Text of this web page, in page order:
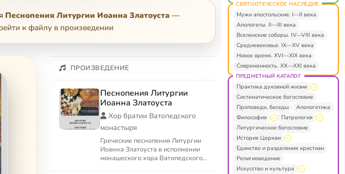
Песнопения Литургии Иоанна Златоуста —
к файлу в произведении
ПРОИЗВЕДЕНИЕ
Песнопения Литургии
Иоанна Златоуста
Хор братии Ватопедского
монастыря
Греческие песнопения Литургии
Иоанна Златоуста в исполнении
монашеского хора Ватопедского
СВЯТООТЕЧЕСКОЕ НАСЛЕДИЕ
Мужи апостольские. I—II века
Апологеты. II—III века
Вселенские соборы. IV—VIII века
Средневековье. IX—XV века
Новое время. XVI—XIX века
Современность. XX—XXI века
ПРЕДМЕТНЫЙ КАТАЛОГ
Практика духовной жизни
Систематическое богословие
Проповеди, беседы
Апологетика
Философия
Патрология
Литургическое богословие
История Церкви
Единство и разделения христиан
Религиоведение
Искусство и культура